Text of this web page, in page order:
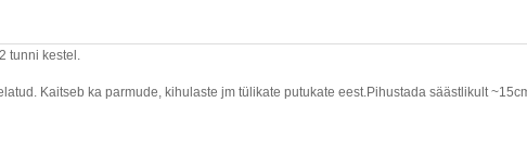
tunni kestel.
Kaitseb ka parmude, kihulaste jm tülikate putukate eest.Pihustada säästlikult